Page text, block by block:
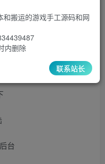
限时特惠
至尊会员
登录购买
台
搬运的游戏手工源码和网
内删除
联系站长